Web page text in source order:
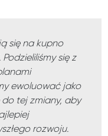
się na kupno
się z
ewoluować jako
tej zmiany, aby
rozwoju.